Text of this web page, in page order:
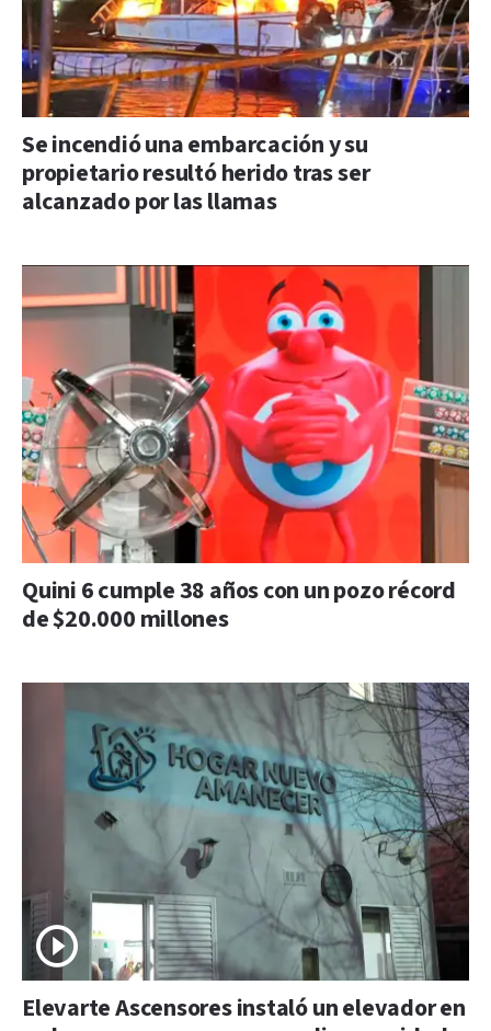
Se incendió una embarcación y su
propietario resultó herido tras ser
alcanzado por las llamas
Quini 6 cumple 38 años con un pozo récord
de $20.000 millones
Elevarte Ascensores instaló un elevador en